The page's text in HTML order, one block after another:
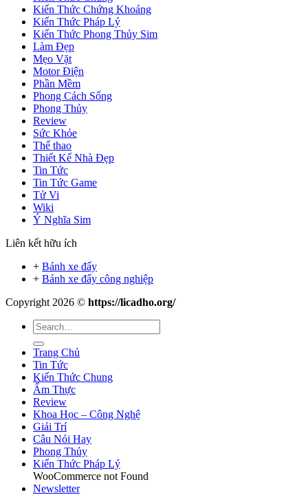
Kiến Thức Chứng Khoáng
Kiến Thức Pháp Lý
Kiến Thức Phong Thủy Sim
Làm Đẹp
Mẹo Vặt
Motor Điện
Phần Mềm
Phong Cách Sống
Phong Thủy
Review
Sức Khỏe
Thể thao
Thiết Kế Nhà Đẹp
Tin Tức
Tin Tức Game
Tử Vi
Wiki
Ý Nghĩa Sim
Liên kết hữu ích
+ Bánh xe đẩy
+ Bánh xe đẩy công nghiệp
Copyright 2026 © https://licadho.org/
Trang Chủ
Tin Tức
Kiến Thức Chung
Ẩm Thực
Review
Khoa Học – Công Nghệ
Giải Trí
Câu Nói Hay
Phong Thủy
Kiến Thức Pháp Lý
WooCommerce not Found
Newsletter